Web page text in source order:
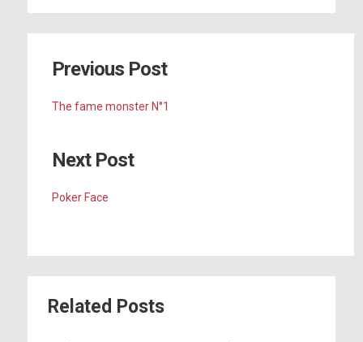
Previous Post
The fame monster N°1
Next Post
Poker Face
Related Posts